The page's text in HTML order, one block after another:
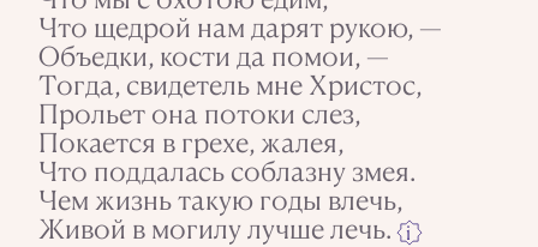
Что щедрой нам дарят рукою, —
Объедки, кости да помои, —
Тогда, свидетель мне Христос,
Прольет она потоки слез,
Покается в грехе, жалея,
Что поддалась соблазну змея.
Чем жизнь такую годы влечь,
Живой в могилу лучше лечь.
i